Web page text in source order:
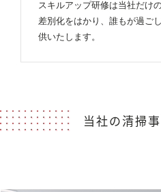
スキルアップ研修は当社だけ
差別化をはかり、誰もが過ご
供いたします。
当社の清掃